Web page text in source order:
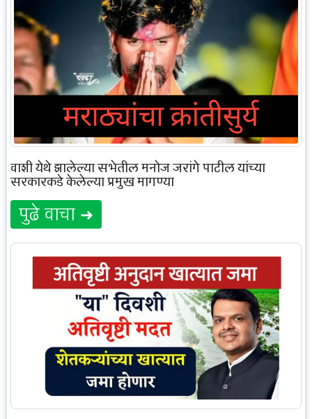
वाशी येथे झालेल्या सभेतील मनोज जरांगे पाटील यांच्या
सरकारकडे केलेल्या प्रमुख मागण्या
पुढे वाचा ➜